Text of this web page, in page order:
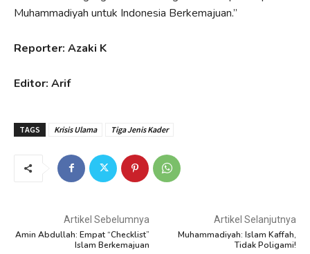
Muhammadiyah untuk Indonesia Berkemajuan.”
Reporter: Azaki K
Editor: Arif
TAGS Krisis Ulama Tiga Jenis Kader
Artikel Sebelumnya
Amin Abdullah: Empat “Checklist”
Islam Berkemajuan
Artikel Selanjutnya
Muhammadiyah: Islam Kaffah,
Tidak Poligami!